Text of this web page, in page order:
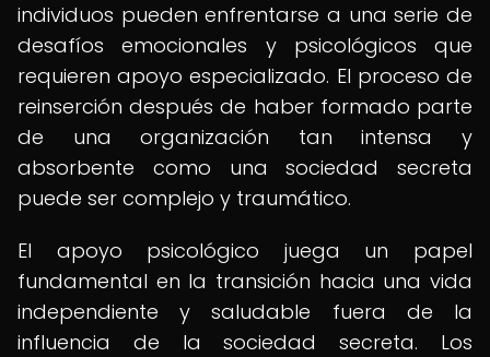
individuos pueden enfrentarse a una serie de
desafíos emocionales y psicológicos que
requieren apoyo especializado. El proceso de
reinserción después de haber formado parte
de una organización tan intensa y
absorbente como una sociedad secreta
puede ser complejo y traumático.
El apoyo psicológico juega un papel
fundamental en la transición hacia una vida
independiente y saludable fuera de la
influencia de la sociedad secreta. Los